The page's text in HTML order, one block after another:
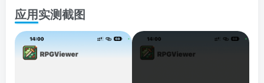
应用实测截图